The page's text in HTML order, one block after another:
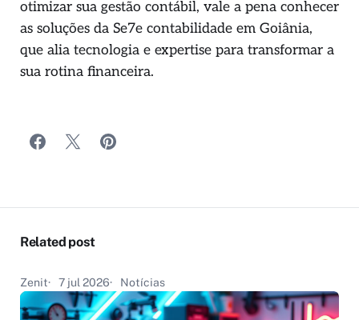
otimizar sua gestão contábil, vale a pena conhecer
as soluções da Se7e contabilidade em Goiânia,
que alia tecnologia e expertise para transformar a
sua rotina financeira.
Related post
Zenit 7 jul 2026 Notícias